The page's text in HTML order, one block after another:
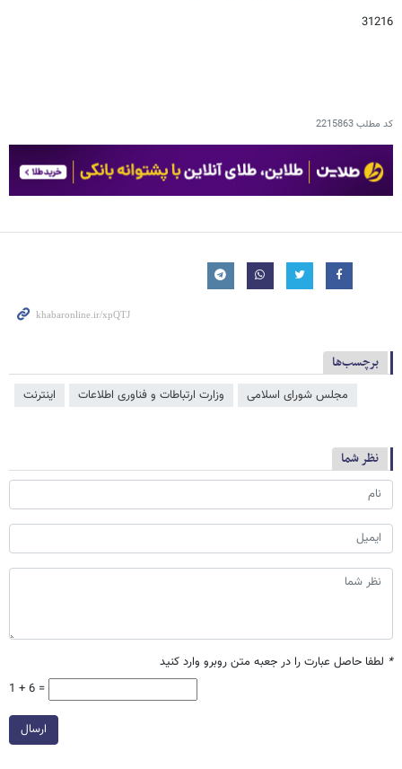
31216
کد مطلب2215863
برچسب‌ها
مجلس شورای اسلامی وزارت ارتباطات و فناوری اطلاعات اینترنت
نظر شما
* لطفا حاصل عبارت را در جعبه متن روبرو وارد کنید
1 + 6 =
ارسال